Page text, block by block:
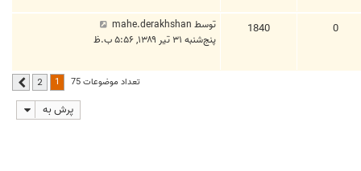
0
1840 توسط mahe.derakhshan
پنج‌شنبه ۳۱ تیر ۱۳۸۹, ۵:۵۶ ب.ظ
تعداد موضوعات 75 1
2 بعدی
پرش به